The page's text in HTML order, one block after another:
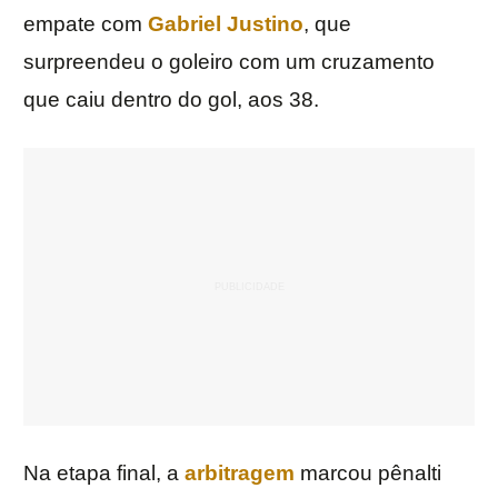
empate com Gabriel Justino, que
surpreendeu o goleiro com um cruzamento
que caiu dentro do gol, aos 38.
Na etapa final, a arbitragem marcou pênalti